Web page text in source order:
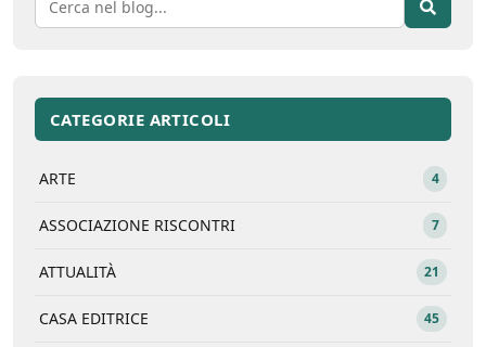
CATEGORIE ARTICOLI
ARTE 4
ASSOCIAZIONE RISCONTRI 7
ATTUALITÀ 21
CASA EDITRICE 45